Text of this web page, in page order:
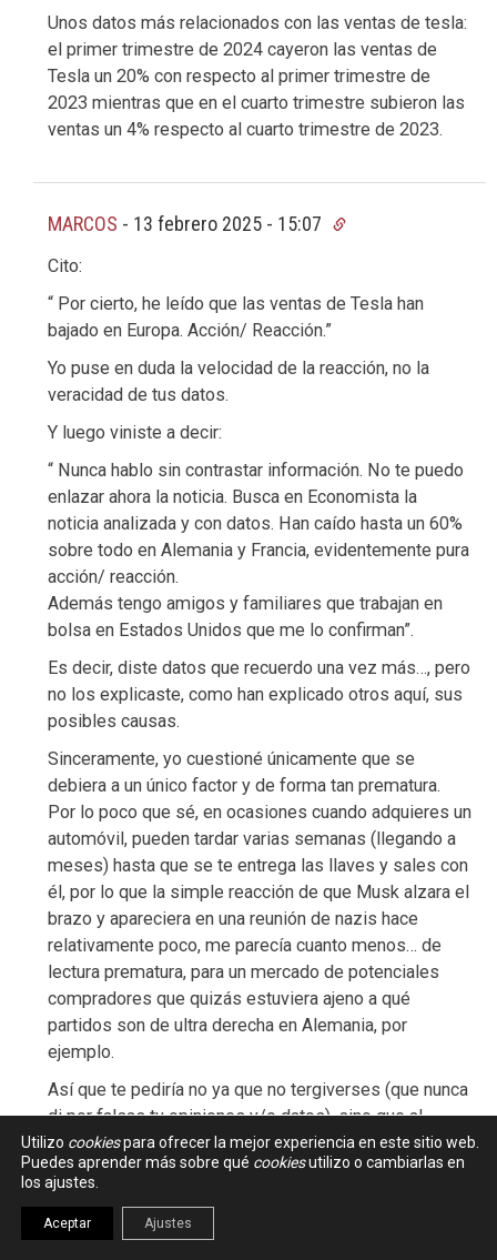
Unos datos más relacionados con las ventas de tesla:
el primer trimestre de 2024 cayeron las ventas de
Tesla un 20% con respecto al primer trimestre de
2023 mientras que en el cuarto trimestre subieron las
ventas un 4% respecto al cuarto trimestre de 2023.
MARCOS - 13 febrero 2025 - 15:07
Cito:
“ Por cierto, he leído que las ventas de Tesla han
bajado en Europa. Acción/ Reacción.”
Yo puse en duda la velocidad de la reacción, no la
veracidad de tus datos.
Y luego viniste a decir:
“ Nunca hablo sin contrastar información. No te puedo
enlazar ahora la noticia. Busca en Economista la
noticia analizada y con datos. Han caído hasta un 60%
sobre todo en Alemania y Francia, evidentemente pura
acción/ reacción.
Además tengo amigos y familiares que trabajan en
bolsa en Estados Unidos que me lo confirman”.
Es decir, diste datos que recuerdo una vez más…, pero
no los explicaste, como han explicado otros aquí, sus
posibles causas.
Sinceramente, yo cuestioné únicamente que se
debiera a un único factor y de forma tan prematura.
Por lo poco que sé, en ocasiones cuando adquieres un
automóvil, pueden tardar varias semanas (llegando a
meses) hasta que se te entrega las llaves y sales con
él, por lo que la simple reacción de que Musk alzara el
brazo y apareciera en una reunión de nazis hace
relativamente poco, me parecía cuanto menos… de
lectura prematura, para un mercado de potenciales
compradores que quizás estuviera ajeno a qué
partidos son de ultra derecha en Alemania, por
ejemplo.
Así que te pediría no ya que no tergiverses (que nunca
di por falsas tu opiniones y/o datos), sino que al
menos, contextualices los datos, que es lo que se te
pidió el otro día.
Utilizo cookiespara ofrecer la mejor experiencia en este sitio web.
Puedes aprender más sobre qué cookiesutilizo o cambiarlas en
los ajustes.
Aceptar Ajustes